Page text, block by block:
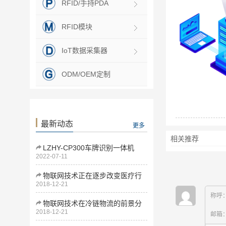
RFID/手持PDA
RFID模块
IoT数据采集器
ODM/OEM定制
最新动态 更多
LZHY-CP300车牌识别一体机
2022-07-11
物联网技术正在逐步改变医疗行
业
2018-12-21
物联网技术在冷链物流的前景分
析
2018-12-21
相关推荐
称呼
邮箱